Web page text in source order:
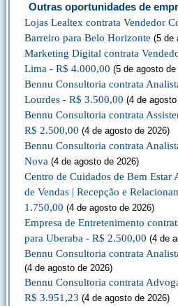
Outras oportunidades de
Lojas Lealtex contrata Vendedor
Barreiro para Belo Horizonte (5 de
Marketing Digital contrata
Lima - R$ 4.000,00 (5 de agosto de
Bennu Consultoria contrata
Lourdes - R$ 3.500,00 (4 de
Bennu Consultoria contrata
R$ 2.500,00 (4 de agosto de 2026)
Bennu Consultoria contrata
Nova (4 de agosto de 2026)
Centro de Cuidados de Bem
de Vendas | Recepção e
1.750,00 (4 de agosto de 2026)
Empresa de Entretenimento
para Uberaba - R$ 2.500,00 (4 de
Bennu Consultoria contrata
(4 de agosto de 2026)
Bennu Consultoria contrata
R$ 3.951,23 (4 de agosto de 2026)